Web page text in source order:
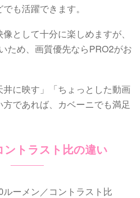
も活躍できます。
として十分に楽しめますが、
ため、画質優先ならPRO2がお
井に映す」「ちょっとした動画
であれば、カベーニでも満足
ントラスト比の違い
ルーメン／コントラスト比